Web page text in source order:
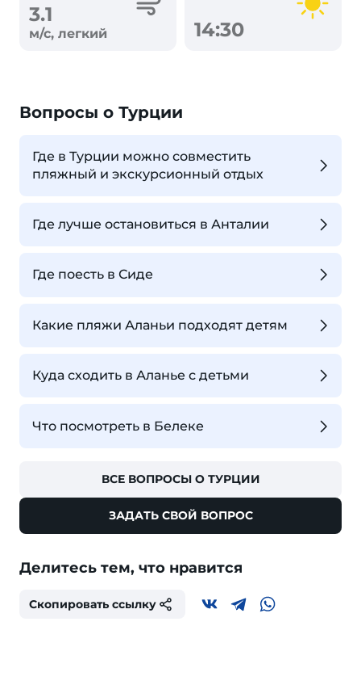
3.1
м/с, легкий 14:30
Вопросы о Турции
Где в Турции можно совместить
пляжный и экскурсионный отдых
Где лучше остановиться в Анталии
Где поесть в Сиде
Какие пляжи Аланьи подходят детям
Куда сходить в Аланье с детьми
Что посмотреть в Белеке
ВСЕ ВОПРОСЫ О ТУРЦИИ
ЗАДАТЬ СВОЙ ВОПРОС
Делитесь тем, что нравится
Скопировать ссылку